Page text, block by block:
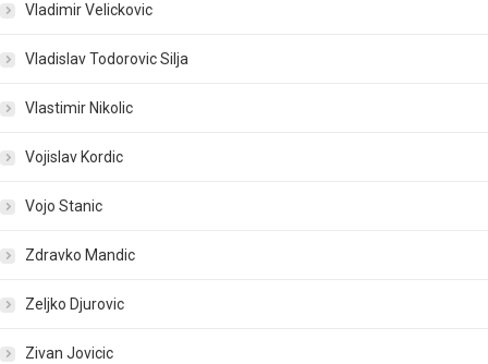
Vladimir Velickovic
Vladislav Todorovic Silja
Vlastimir Nikolic
Vojislav Kordic
Vojo Stanic
Zdravko Mandic
Zeljko Djurovic
Zivan Jovicic